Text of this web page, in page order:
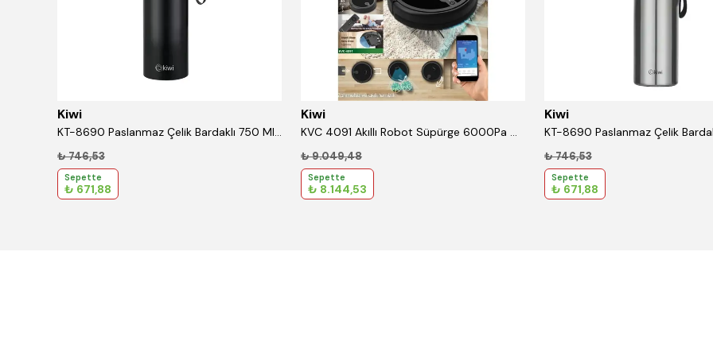
Kiwi
KT-8690 Paslanmaz Çelik Bardaklı 750 Ml Termos Siyah
₺ 746,53
Sepette
₺ 671,88
Kiwi
KVC 4091 Akıllı Robot Süpürge 6000Pa Güçlü Emiş, Lazer Haritalama, Paspas ,Uygulama Kontrollü
₺ 9.049,48
Sepette
₺ 8.144,53
Kiwi
₺ 746,53
Sepette
₺ 671,88